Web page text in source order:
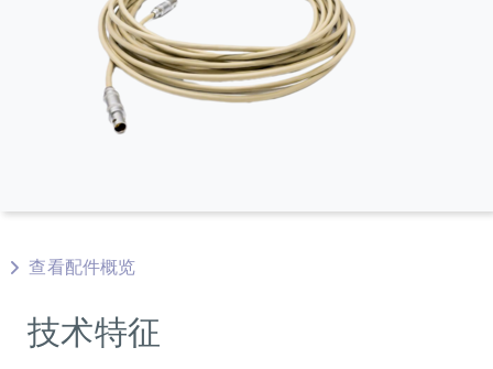
查看配件概览
技术特征